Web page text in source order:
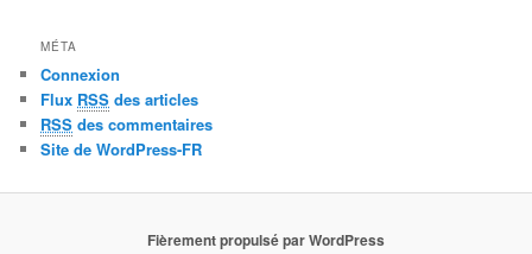
MÉTA
Connexion
Flux RSS des articles
RSS des commentaires
Site de WordPress-FR
Fièrement propulsé par WordPress